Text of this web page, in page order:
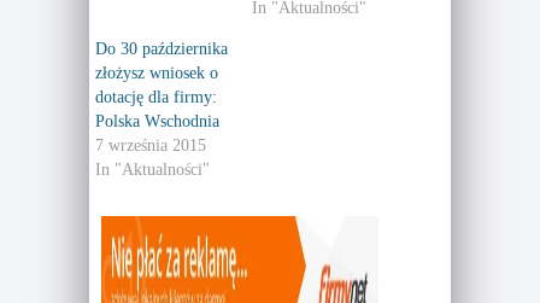
e
r
(
O
p
e
n
s
i
e
w
w
i
n
d
o
o
k
(
O
p
e
n
s
n
w
w
i
In "Aktualności"
Do 30 października
złożysz wniosek o
dotację dla firmy:
Polska Wschodnia
7 września 2015
In "Aktualności"